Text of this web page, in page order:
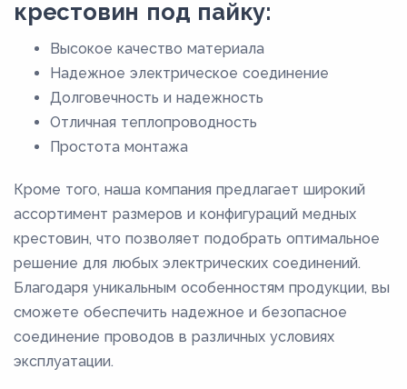
крестовин под пайку:
Высокое качество материала
Надежное электрическое соединение
Долговечность и надежность
Отличная теплопроводность
Простота монтажа
Кроме того, наша компания предлагает широкий
ассортимент размеров и конфигураций медных
крестовин, что позволяет подобрать оптимальное
решение для любых электрических соединений.
Благодаря уникальным особенностям продукции, вы
сможете обеспечить надежное и безопасное
соединение проводов в различных условиях
эксплуатации.